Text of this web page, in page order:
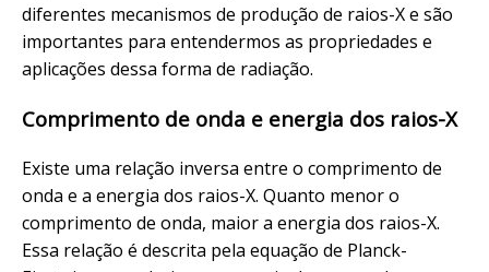
diferentes mecanismos de produção de raios-X e são
importantes para entendermos as propriedades e
aplicações dessa forma de radiação.
Comprimento de onda e energia dos raios-X
Existe uma relação inversa entre o comprimento de
onda e a energia dos raios-X. Quanto menor o
comprimento de onda, maior a energia dos raios-X.
Essa relação é descrita pela equação de Planck-